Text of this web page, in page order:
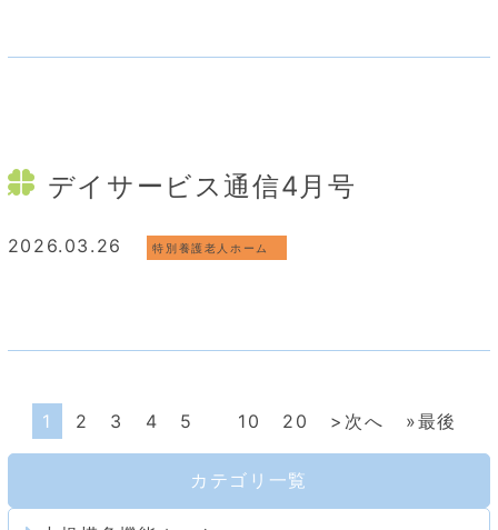
デイサービス通信4月号
2026.03.26 特別養護老人ホーム
1 2 3 4 5 10 20 >次へ »最後
カテゴリ一覧